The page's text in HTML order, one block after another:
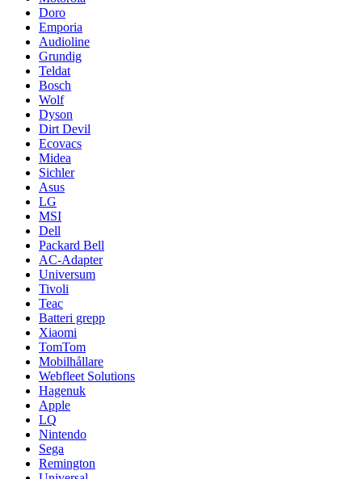
Doro
Emporia
Audioline
Grundig
Teldat
Bosch
Wolf
Dyson
Dirt Devil
Ecovacs
Midea
Sichler
Asus
LG
MSI
Dell
Packard Bell
AC-Adapter
Universum
Tivoli
Teac
Batteri grepp
Xiaomi
TomTom
Mobilhållare
Webfleet Solutions
Hagenuk
Apple
LQ
Nintendo
Sega
Remington